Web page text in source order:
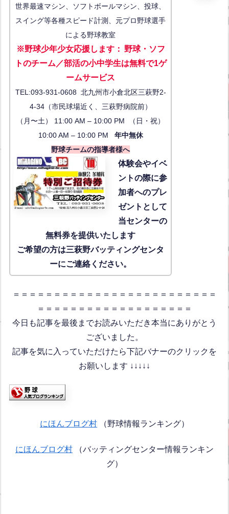
世界最速マシン、ソフトボールマシン、投球、
スイング等各種スピード計測、元プロ野球選手
による野球教室
※野球少年少女応援します： 野球・ソフ
トのチーム／部活の小中学生は無料で1ゲ
ームサービス
TEL:093-931-0608 北九州市小倉北区三萩野2-
4-34（市民球場近く、三萩野病院前）
（月〜土） 11:00 AM – 10:00 PM （日・祝）
10:00 AM – 10:00 PM 年中無休
野球チームの指導者様へ
体験会やイベ
ントの際に参
加者へのプレ
ゼントとして
当センターの
無料券を提供いたします
ご希望の方は三萩野バッティングセンタ
ーにご連絡ください。
＝＝＝＝＝＝＝＝＝＝＝＝＝＝＝＝＝＝＝＝＝＝＝＝＝
＝＝＝＝＝＝＝＝＝＝＝＝＝＝＝＝＝＝＝
今日も記事を最後までお読みいただき本当にありがとう
ございました。
記事を気に入っていただけたら下記バナーのクリックを
お願いします ↓↓↓↓↓
にほんブログ村 （野球情報ランキング）
にほんブログ村 （バッティングセンター情報ランキン
グ）